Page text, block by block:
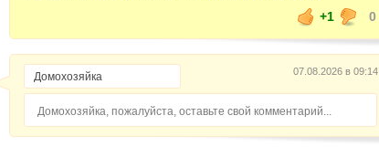
+1
0
07.08.2026 в 09:14
Домохозяйка, пожалуйста, оставьте свой комментарий...